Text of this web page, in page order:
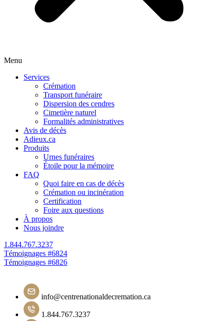
Menu
Services
Crémation
Transport funéraire
Dispersion des cendres
Cimetière naturel
Formalités administratives
Avis de décès
Adieux.ca
Produits
Urnes funéraires
Étoile pour la mémoire
FAQ
Quoi faire en cas de décès
Crémation ou incinération
Certification
Foire aux questions
À propos
Nous joindre
1.844.767.3237
Navigation
de
l'article
Témoignages #6824
Témoignages #6826
info@centrenationaldecremation.ca
1.844.767.3237